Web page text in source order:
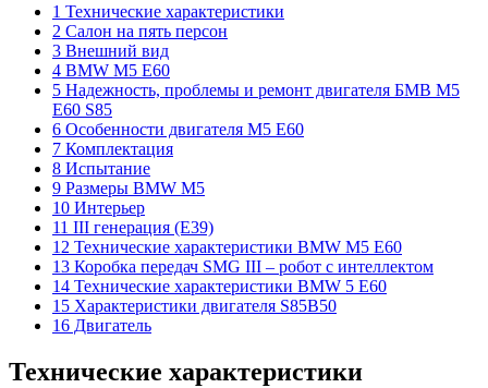
1 Технические характеристики
2 Салон на пять персон
3 Внешний вид
4 BMW M5 E60
5 Надежность, проблемы и ремонт двигателя БМВ М5
Е60 S85
6 Особенности двигателя М5 Е60
7 Комплектация
8 Испытание
9 Размеры BMW M5
10 Интерьер
11 III генерация (Е39)
12 Технические характеристики BMW M5 E60
13 Коробка передач SMG III – робот с интеллектом
14 Технические характеристики BMW 5 E60
15 Характеристики двигателя S85B50
16 Двигатель
Технические характеристики